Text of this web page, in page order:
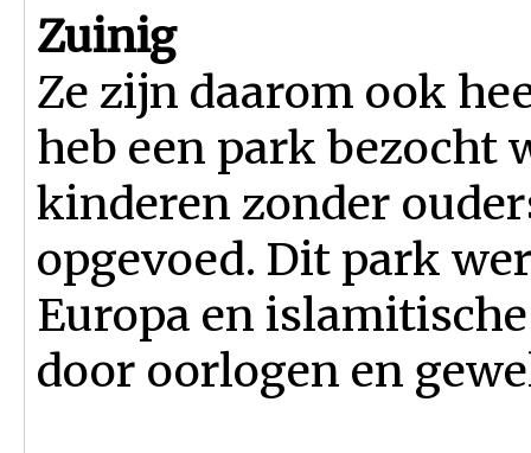
Zuinig
Ze zijn daarom ook
heb een park bezocht
kinderen zonder
opgevoed. Dit park
Europa en
door oorlogen en